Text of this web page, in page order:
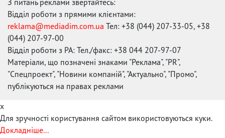
З питань реклами звертайтесь:
Відділ роботи з прямими клієнтами:
reklama@mediadim.com.ua Тел: +38 (044) 207-33-05, +38
(044) 207-97-00
Відділ роботи з РА: Тел./факс: +38 044 207-97-07
Матеріали, що позначені знаками "Реклама", "PR",
"Спецпроект", "Новини компаній", "Актуально", "Промо",
публікуються на правах реклами
x
Для зручності користування сайтом використовуються куки.
Докладніше...